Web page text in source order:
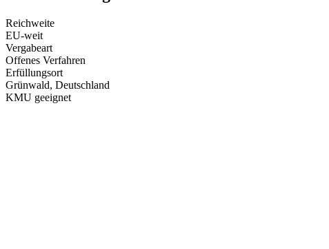
Reichweite
EU-weit
Vergabeart
Offenes Verfahren
Erfüllungsort
Grünwald, Deutschland
KMU geeignet